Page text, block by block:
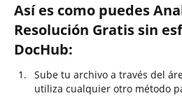
Así es como puedes
Resolución Gratis sin
DocHub:
Sube tu archivo a través del
utiliza cualquier otro método